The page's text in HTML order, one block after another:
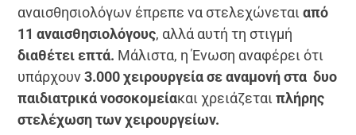
αναισθησιολόγων έπρεπε να στελεχώνεται από
11 αναισθησιολόγους, αλλά αυτή τη στιγμή
διαθέτει επτά. Μάλιστα, η Ένωση αναφέρει ότι
υπάρχουν3.000 χειρουργεία σε αναμονή στα δυο
παιδιατρικά νοσοκομείακαι χρειάζεται πλήρης
στελέχωση των χειρουργείων.